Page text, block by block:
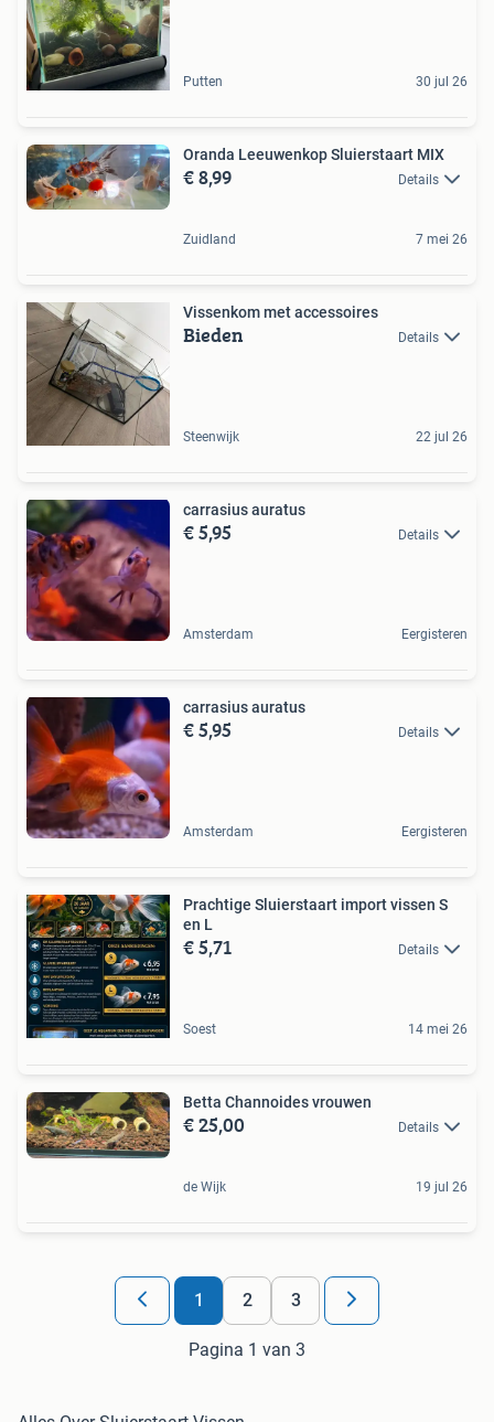
Putten 30 jul 26
Oranda Leeuwenkop Sluierstaart MIX
€ 8,99 Details
Zuidland 7 mei 26
Vissenkom met accessoires
Bieden Details
Steenwijk 22 jul 26
carrasius auratus
€ 5,95 Details
Amsterdam Eergisteren
carrasius auratus
€ 5,95 Details
Amsterdam Eergisteren
Prachtige Sluierstaart import vissen S
en L
€ 5,71 Details
Soest 14 mei 26
Betta Channoides vrouwen
€ 25,00 Details
de Wijk 19 jul 26
1 2 3
Pagina 1 van 3